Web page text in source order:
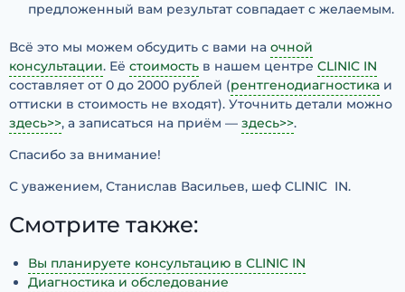
предложенный вам результат совпадает с желаемым.
Всё это мы можем обсудить с вами на очной
консультации. Её стоимость в нашем центре CLINIC IN
составляет от 0 до 2000 рублей (рентгенодиагностика и
оттиски в стоимость не входят). Уточнить детали можно
здесь>>, а записаться на приём — здесь>>.
Спасибо за внимание!
С уважением, Станислав Васильев, шеф CLINIC IN.
Смотрите также:
Вы планируете консультацию в CLINIC IN
Диагностика и обследование